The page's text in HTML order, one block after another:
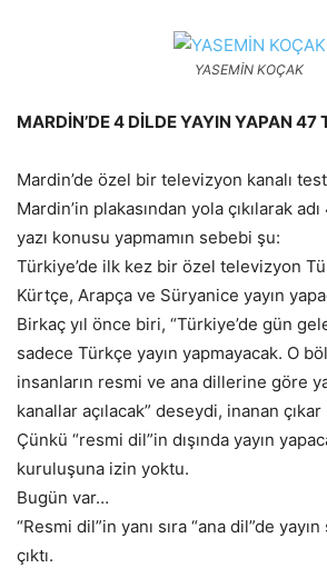
YASEMİN KOÇAK
MARDİN’DE 4 DİLDE YAYIN YAPAN 47
Mardin’de özel bir televizyon kanalı test
Mardin’in plakasından yola çıkılarak
yazı konusu yapmamın sebebi şu:
Türkiye’de ilk kez bir özel televizyon
Kürtçe, Arapça ve Süryanice yayın
Birkaç yıl önce biri, “Türkiye’de gün
sadece Türkçe yayın yapmayacak. O
insanların resmi ve ana dillerine göre
kanallar açılacak” deseydi, inanan çıkar
Çünkü “resmi dil”in dışında yayın
kuruluşuna izin yoktu.
Bugün var…
“Resmi dil”in yanı sıra “ana dil”de
çıktı.